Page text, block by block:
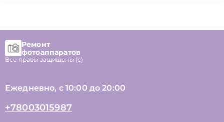
Ремонт
фотоаппаратов
Все правы защищены (с)
Ежедневно, с 10:00 до 20:00
+78003015987